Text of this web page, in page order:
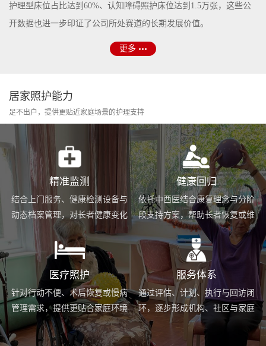
护理型床位占比达到60%、认知障碍照护床位达到1.5万张，这些公
开数据也进一步印证了公司所处赛道的长期发展价值。
更多
居家照护能力
足不出户，提供更贴近家庭场景的护理支持
精准监测
结合上门服务、健康检测设备与
动态档案管理，对长者健康变化
进行持续跟踪与基础预警。
健康回归
依托中西医结合康复理念与分阶
段支持方案，帮助长者恢复或维
持身体功能，提升生活便利度。
医疗照护
针对行动不便、术后恢复或慢病
管理需求，提供更贴合家庭环境
的护理服务与用药协助支持。
服务体系
通过评估、计划、执行与回访闭
环，逐步形成机构、社区与家庭
场景协同的长期照护支持体系。